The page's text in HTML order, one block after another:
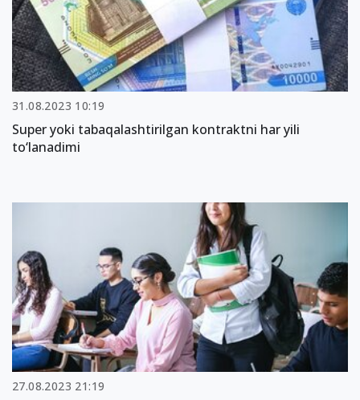
31.08.2023 10:19
Super yoki tabaqalashtirilgan kontraktni har yili
to‘lanadimi
27.08.2023 21:19